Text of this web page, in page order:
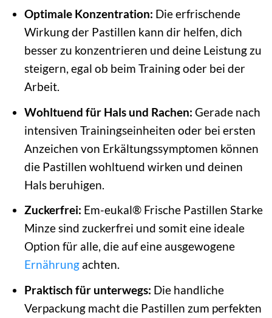
Optimale Konzentration: Die erfrischende
Wirkung der Pastillen kann dir helfen, dich
besser zu konzentrieren und deine Leistung zu
steigern, egal ob beim Training oder bei der
Arbeit.
Wohltuend für Hals und Rachen: Gerade nach
intensiven Trainingseinheiten oder bei ersten
Anzeichen von Erkältungssymptomen können
die Pastillen wohltuend wirken und deinen
Hals beruhigen.
Zuckerfrei: Em-eukal® Frische Pastillen Starke
Minze sind zuckerfrei und somit eine ideale
Option für alle, die auf eine ausgewogene
Ernährungachten.
Praktisch für unterwegs: Die handliche
Verpackung macht die Pastillen zum perfekten